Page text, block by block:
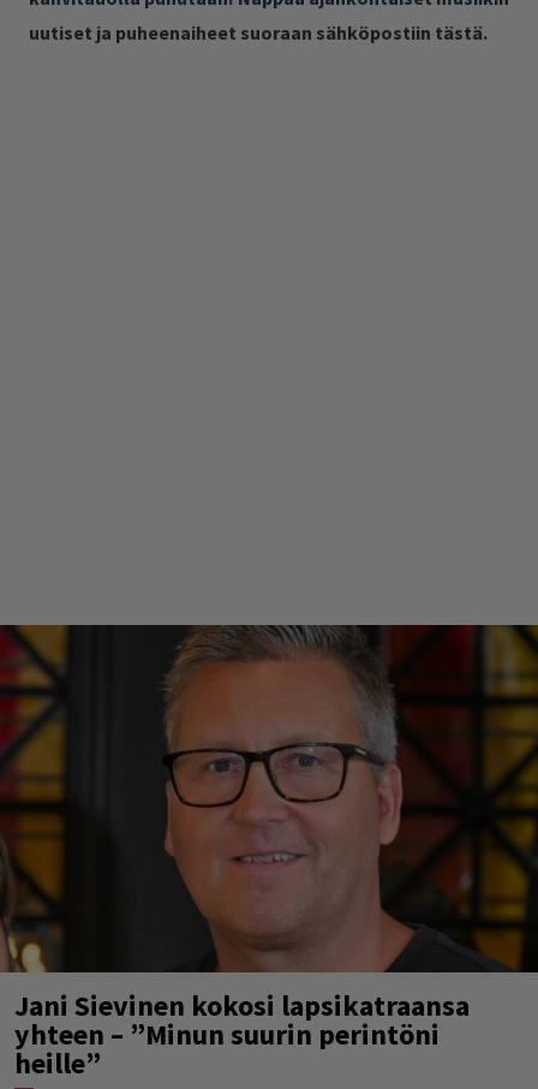
uutiset ja puheenaiheet suoraan sähköpostiin tästä.
Jani Sievinen kokosi lapsikatraansa
yhteen – ”Minun suurin perintöni
heille”